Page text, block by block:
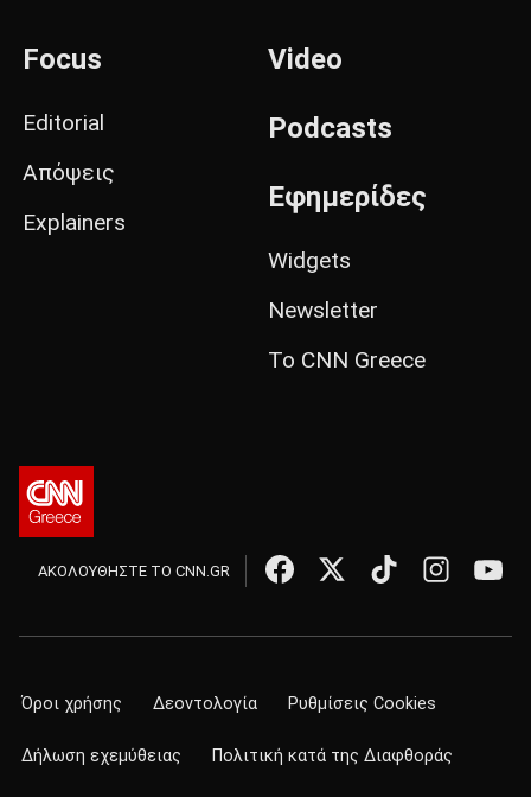
Focus
Editorial
Απόψεις
Explainers
Video
Podcasts
Εφημερίδες
Widgets
Newsletter
Το CNN Greece
ΑΚΟΛΟΥΘΗΣΤΕ ΤΟ CNN.GR
Όροι χρήσης Δεοντολογία Ρυθμίσεις Cookies
Δήλωση εχεμύθειας Πολιτική κατά της Διαφθοράς